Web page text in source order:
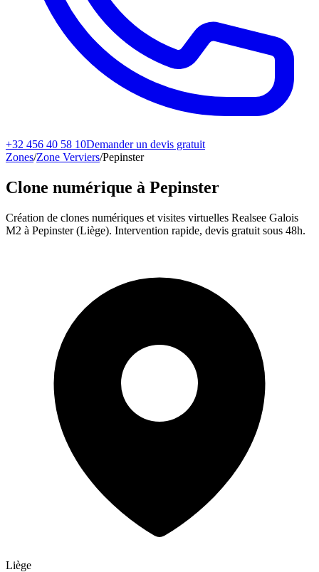
+32 456 40 58 10Demander un devis gratuit
Zones/Zone Verviers/Pepinster
Clone numérique à Pepinster
Création de clones numériques et visites virtuelles Realsee Galois
M2 à Pepinster(Liège). Intervention rapide, devis gratuit sous 48h.
Liège